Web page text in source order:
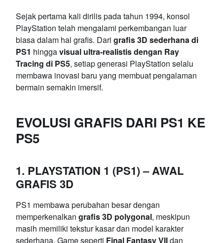
Sejak pertama kali dirilis pada tahun 1994, konsol
PlayStation telah mengalami perkembangan luar
biasa dalam hal grafis. Dari grafis 3D sederhana di
PS1 hinggavisual ultra-realistis dengan Ray
Tracing di PS5, setiap generasi PlayStation selalu
membawa inovasi baru yang membuat pengalaman
bermain semakin imersif.
EVOLUSI GRAFIS DARI PS1 KE
PS5
1. PLAYSTATION 1 (PS1) – AWAL
GRAFIS 3D
PS1 membawa perubahan besar dengan
memperkenalkan grafis 3D polygonal, meskipun
masih memiliki tekstur kasar dan model karakter
sederhana. Game seperti Final Fantasy VIIdan